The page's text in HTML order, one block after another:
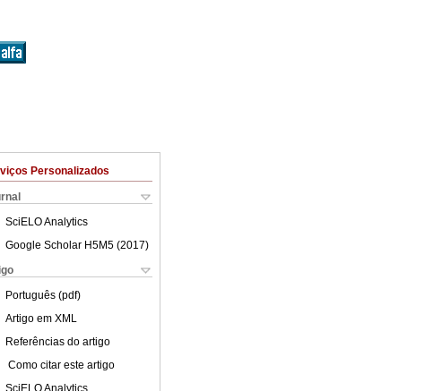
Personalizados
SciELO Analytics
Google Scholar H5M5 (2017)
Português (pdf)
Artigo em XML
Referências do artigo
Como citar este artigo
SciELO Analytics